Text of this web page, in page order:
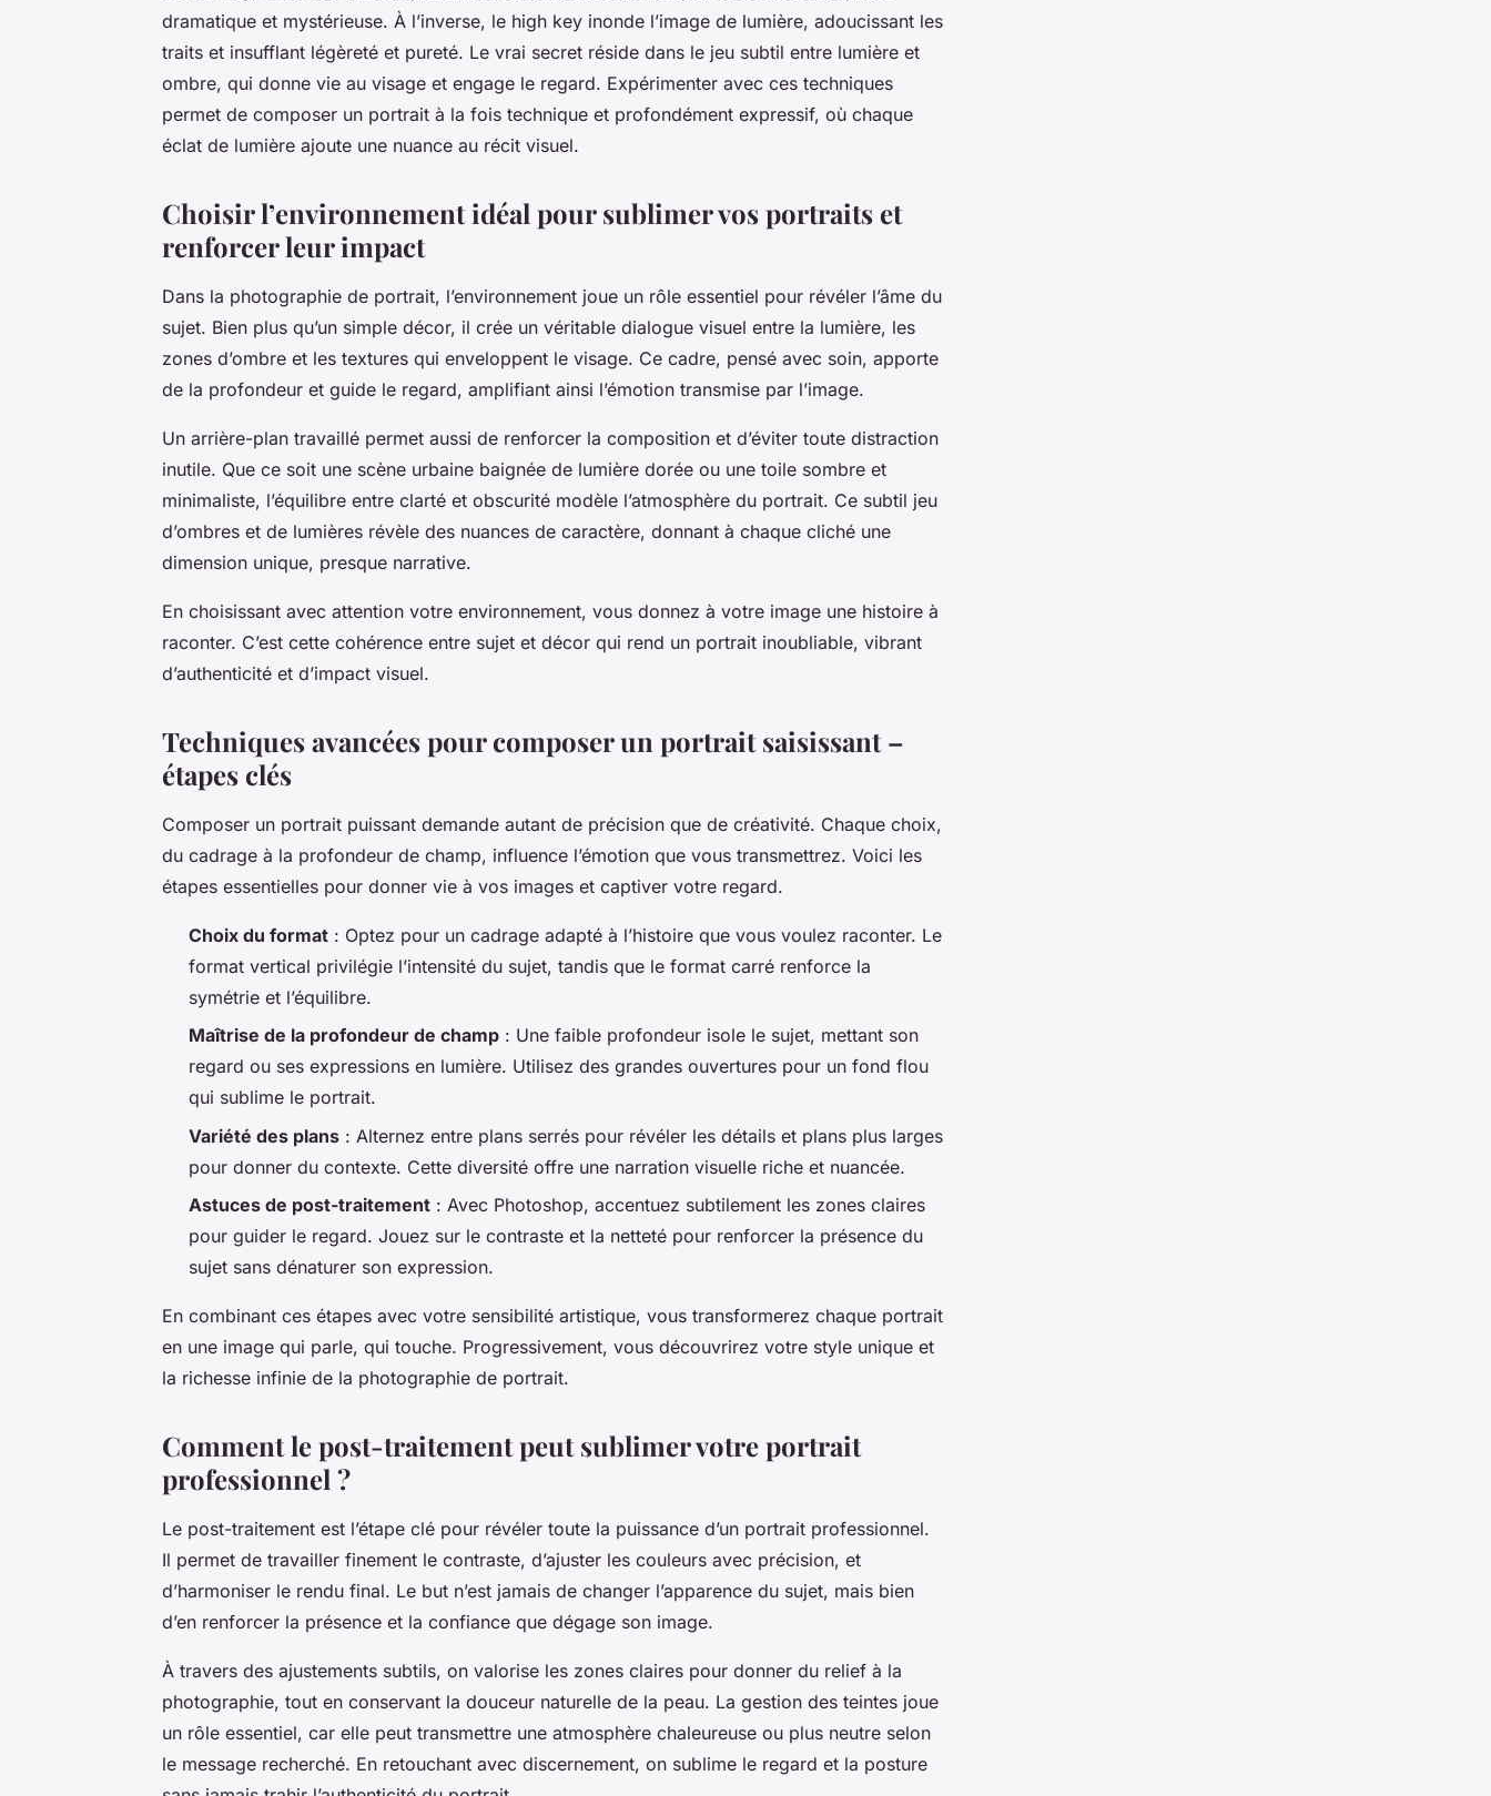
dramatique et mystérieuse. À l’inverse, le high key inonde l’image de lumière, adoucissant les
traits et insufflant légèreté et pureté. Le vrai secret réside dans le jeu subtil entre lumière et
ombre, qui donne vie au visage et engage le regard. Expérimenter avec ces techniques
permet de composer un portrait à la fois technique et profondément expressif, où chaque
éclat de lumière ajoute une nuance au récit visuel.
Choisir l’environnement idéal pour sublimer vos portraits et
renforcer leur impact
Dans la photographie de portrait, l’environnement joue un rôle essentiel pour révéler l’âme du
sujet. Bien plus qu’un simple décor, il crée un véritable dialogue visuel entre la lumière, les
zones d’ombre et les textures qui enveloppent le visage. Ce cadre, pensé avec soin, apporte
de la profondeur et guide le regard, amplifiant ainsi l’émotion transmise par l’image.
Un arrière-plan travaillé permet aussi de renforcer la composition et d’éviter toute distraction
inutile. Que ce soit une scène urbaine baignée de lumière dorée ou une toile sombre et
minimaliste, l’équilibre entre clarté et obscurité modèle l’atmosphère du portrait. Ce subtil jeu
d’ombres et de lumières révèle des nuances de caractère, donnant à chaque cliché une
dimension unique, presque narrative.
En choisissant avec attention votre environnement, vous donnez à votre image une histoire à
raconter. C’est cette cohérence entre sujet et décor qui rend un portrait inoubliable, vibrant
d’authenticité et d’impact visuel.
Techniques avancées pour composer un portrait saisissant –
étapes clés
Composer un portrait puissant demande autant de précision que de créativité. Chaque choix,
du cadrage à la profondeur de champ, influence l’émotion que vous transmettrez. Voici les
étapes essentielles pour donner vie à vos images et captiver votre regard.
Choix du format : Optez pour un cadrage adapté à l’histoire que vous voulez raconter. Le
format vertical privilégie l’intensité du sujet, tandis que le format carré renforce la
symétrie et l’équilibre.
Maîtrise de la profondeur de champ : Une faible profondeur isole le sujet, mettant son
regard ou ses expressions en lumière. Utilisez des grandes ouvertures pour un fond flou
qui sublime le portrait.
Variété des plans : Alternez entre plans serrés pour révéler les détails et plans plus larges
pour donner du contexte. Cette diversité offre une narration visuelle riche et nuancée.
Astuces de post-traitement : Avec Photoshop, accentuez subtilement les zones claires
pour guider le regard. Jouez sur le contraste et la netteté pour renforcer la présence du
sujet sans dénaturer son expression.
En combinant ces étapes avec votre sensibilité artistique, vous transformerez chaque portrait
en une image qui parle, qui touche. Progressivement, vous découvrirez votre style unique et
la richesse infinie de la photographie de portrait.
Comment le post-traitement peut sublimer votre portrait
professionnel ?
Le post-traitement est l’étape clé pour révéler toute la puissance d’un portrait professionnel.
Il permet de travailler finement le contraste, d’ajuster les couleurs avec précision, et
d’harmoniser le rendu final. Le but n’est jamais de changer l’apparence du sujet, mais bien
d’en renforcer la présence et la confiance que dégage son image.
À travers des ajustements subtils, on valorise les zones claires pour donner du relief à la
photographie, tout en conservant la douceur naturelle de la peau. La gestion des teintes joue
un rôle essentiel, car elle peut transmettre une atmosphère chaleureuse ou plus neutre selon
le message recherché. En retouchant avec discernement, on sublime le regard et la posture